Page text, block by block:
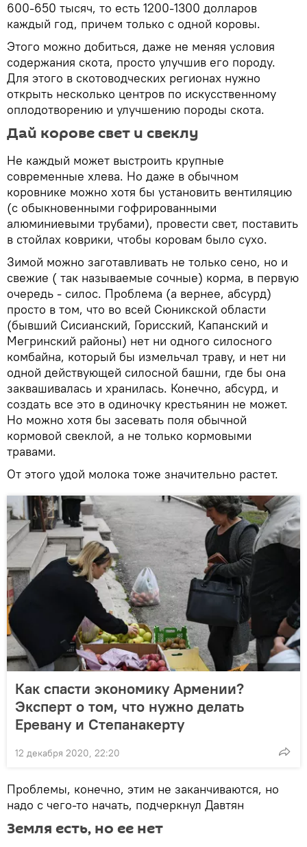
600-650 тысяч, то есть 1200-1300 долларов
каждый год, причем только с одной коровы.
Этого можно добиться, даже не меняя условия
содержания скота, просто улучшив его породу.
Для этого в скотоводческих регионах нужно
открыть несколько центров по искусственному
оплодотворению и улучшению породы скота.
Дай корове свет и свеклу
Не каждый может выстроить крупные
современные хлева. Но даже в обычном
коровнике можно хотя бы установить вентиляцию
(с обыкновенными гофрированными
алюминиевыми трубами), провести свет, поставить
в стойлах коврики, чтобы коровам было сухо.
Зимой можно заготавливать не только сено, но и
свежие ( так называемые сочные) корма, в первую
очередь - силос. Проблема (а вернее, абсурд)
просто в том, что во всей Сюникской области
(бывший Сисианский, Горисский, Капанский и
Мегринский районы) нет ни одного силосного
комбайна, который бы измельчал траву, и нет ни
одной действующей силосной башни, где бы она
заквашивалась и хранилась. Конечно, абсурд, и
создать все это в одиночку крестьянин не может.
Но можно хотя бы засевать поля обычной
кормовой свеклой, а не только кормовыми
травами.
От этого удой молока тоже значительно растет.
Как спасти экономику Армении?
Эксперт о том, что нужно делать
Еревану и Степанакерту
12 декабря 2020, 22:20
Проблемы, конечно, этим не заканчиваются, но
надо с чего-то начать, подчеркнул Давтян
Земля есть, но ее нет